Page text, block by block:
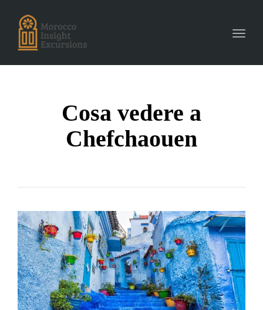
Toggle
Cosa vedere a
Chefchaouen